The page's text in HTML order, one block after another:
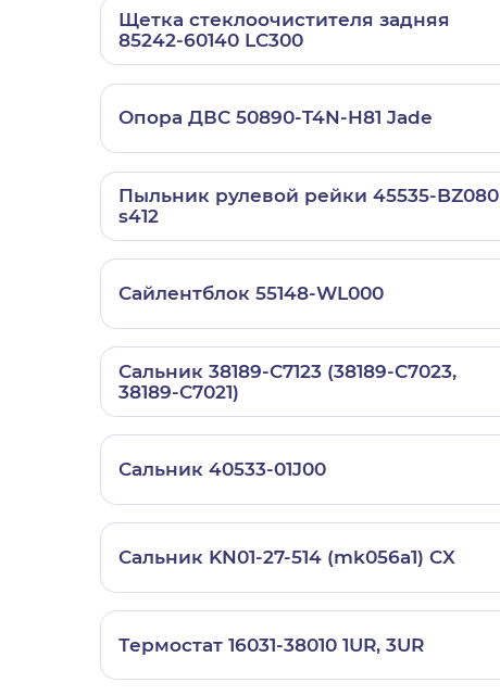
Щетка стеклоочистителя задняя
85242-60140 LC300
Опора ДВС 50890-T4N-H81 Jade
Пыльник рулевой рейки 45535-BZ080
s412
Сайлентблок 55148-WL000
Сальник 38189-C7123 (38189-C7023,
38189-C7021)
Сальник 40533-01J00
Сальник KN01-27-514 (mk056a1) CX
Термостат 16031-38010 1UR, 3UR